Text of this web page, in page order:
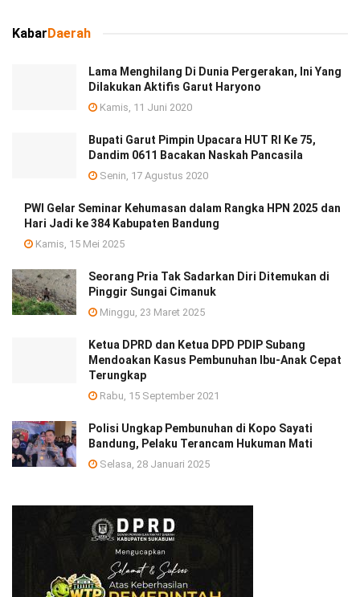
KabarDaerah
Lama Menghilang Di Dunia Pergerakan, Ini Yang
Dilakukan Aktifis Garut Haryono
Kamis, 11 Juni 2020
Bupati Garut Pimpin Upacara HUT RI Ke 75,
Dandim 0611 Bacakan Naskah Pancasila
Senin, 17 Agustus 2020
PWI Gelar Seminar Kehumasan dalam Rangka HPN 2025 dan
Hari Jadi ke 384 Kabupaten Bandung
Kamis, 15 Mei 2025
Seorang Pria Tak Sadarkan Diri Ditemukan di
Pinggir Sungai Cimanuk
Minggu, 23 Maret 2025
Ketua DPRD dan Ketua DPD PDIP Subang
Mendoakan Kasus Pembunuhan Ibu-Anak Cepat
Terungkap
Rabu, 15 September 2021
Polisi Ungkap Pembunuhan di Kopo Sayati
Bandung, Pelaku Terancam Hukuman Mati
Selasa, 28 Januari 2025